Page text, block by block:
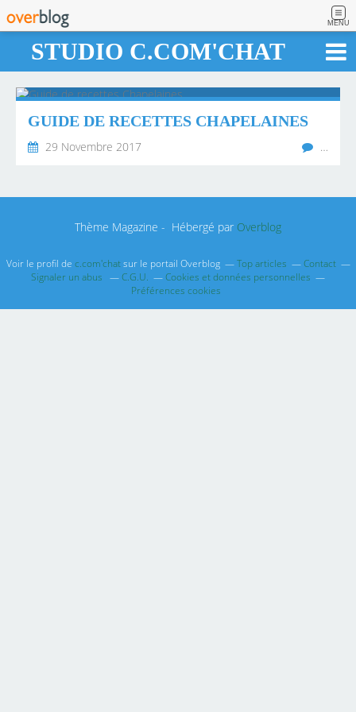
MENU
STUDIO C.COM'CHAT
GUIDE DE RECETTES CHAPELAINES
29 Novembre 2017 …
Thème Magazine - Hébergé par Overblog
Voir le profil de c.com'chatsur le portail Overblog Top articles
Contact
Signaler un abus
C.G.U.
Cookies et données personnelles
Préférences cookies